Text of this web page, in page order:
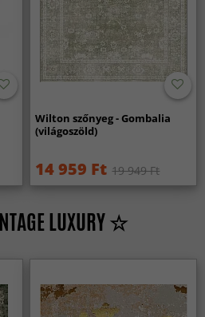
Wilton szőnyeg - Gombalia
(világoszöld)
14 959 Ft 19 949 Ft
LUXURY ☆